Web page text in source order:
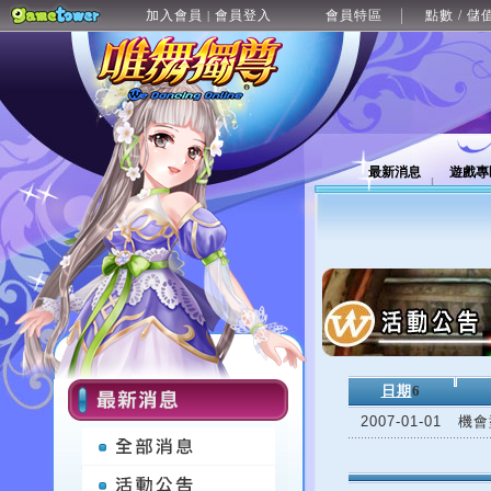
加入會員 | 會員登入 會員特區 點數 / 儲
最新消息 遊戲
日期 6
2007-01-01
機